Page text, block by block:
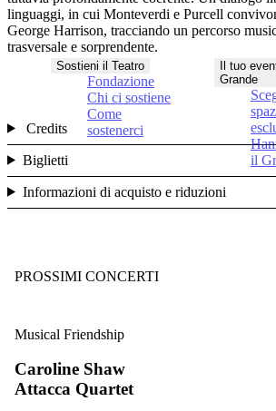
Sostieni il Teatro
Fondazione
Chi ci sostiene
Come
sostenerci
Il tuo
Grande
il
linguaggi, in cui Monteverdi e Purcell
George Harrison, tracciando un percorso
trasversale e sorprendente.
Credits
Biglietti
Informazioni di acquisto e riduzioni
PROSSIMI CONCERTI
Musical Friendship
Caroline Shaw
Attacca Quartet